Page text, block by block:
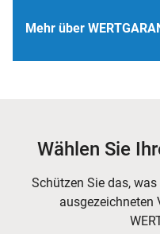
Mehr über
Wählen Sie
Schützen Sie das,
ausgezeichneten